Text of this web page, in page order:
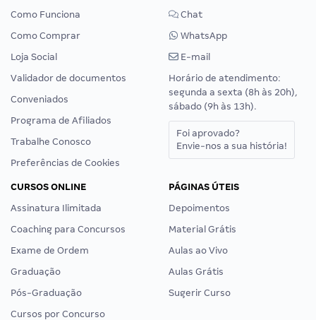
Como Funciona
Como Comprar
Loja Social
Validador de documentos
Conveniados
Programa de Afiliados
Trabalhe Conosco
Preferências de Cookies
Chat
WhatsApp
E-mail
Horário de atendimento:
segunda a sexta (8h às 20h),
sábado (9h às 13h).
Foi aprovado?
Envie-nos a sua história!
CURSOS ONLINE
Assinatura Ilimitada
Coaching para Concursos
Exame de Ordem
Graduação
Pós-Graduação
Cursos por Concurso
PÁGINAS ÚTEIS
Depoimentos
Material Grátis
Aulas ao Vivo
Aulas Grátis
Sugerir Curso